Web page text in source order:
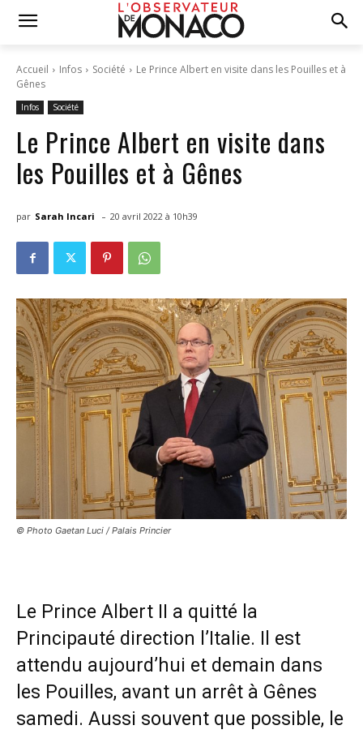
Accueil Infos Société
Le Prince Albert en visite dans les Pouilles et à
Gênes
Infos Société
Le Prince Albert en visite dans
les Pouilles et à Gênes
par Sarah Incari - 20 avril 2022 à 10h39
© Photo Gaetan Luci / Palais Princier
Le Prince Albert II a quitté la
Principauté direction l’Italie. Il est
attendu aujourd’hui et demain dans
les Pouilles, avant un arrêt à Gênes
samedi. Aussi souvent que possible, le